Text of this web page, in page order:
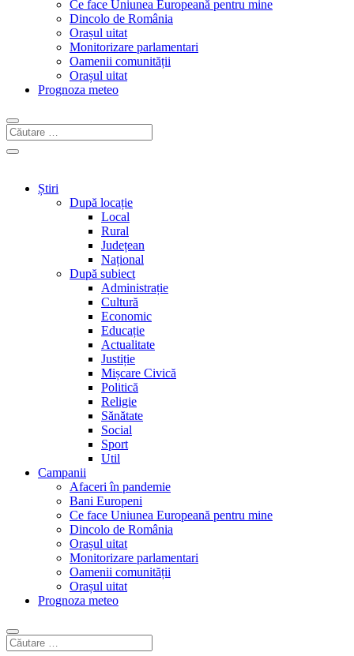
Ce face Uniunea Europeană pentru mine
Dincolo de România
Orașul uitat
Monitorizare parlamentari
Oamenii comunității
Orașul uitat
Prognoza meteo
Știri
După locație
Local
Rural
Județean
Național
După subiect
Administrație
Cultură
Economic
Educație
Actualitate
Justiție
Mișcare Civică
Politică
Religie
Sănătate
Social
Sport
Util
Campanii
Afaceri în pandemie
Bani Europeni
Ce face Uniunea Europeană pentru mine
Dincolo de România
Orașul uitat
Monitorizare parlamentari
Oamenii comunității
Orașul uitat
Prognoza meteo